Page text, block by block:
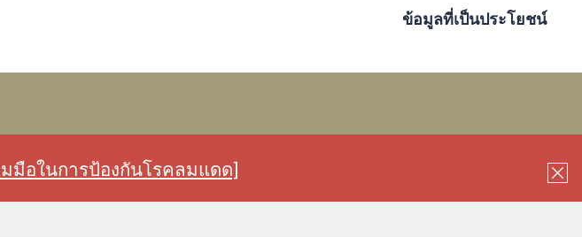
ข้อมูลที่เป็นประโยชน์
มือในการป้องกันโรคลมแดด]